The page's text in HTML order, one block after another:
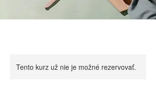
Tento kurz už nie je možné rezervovať.